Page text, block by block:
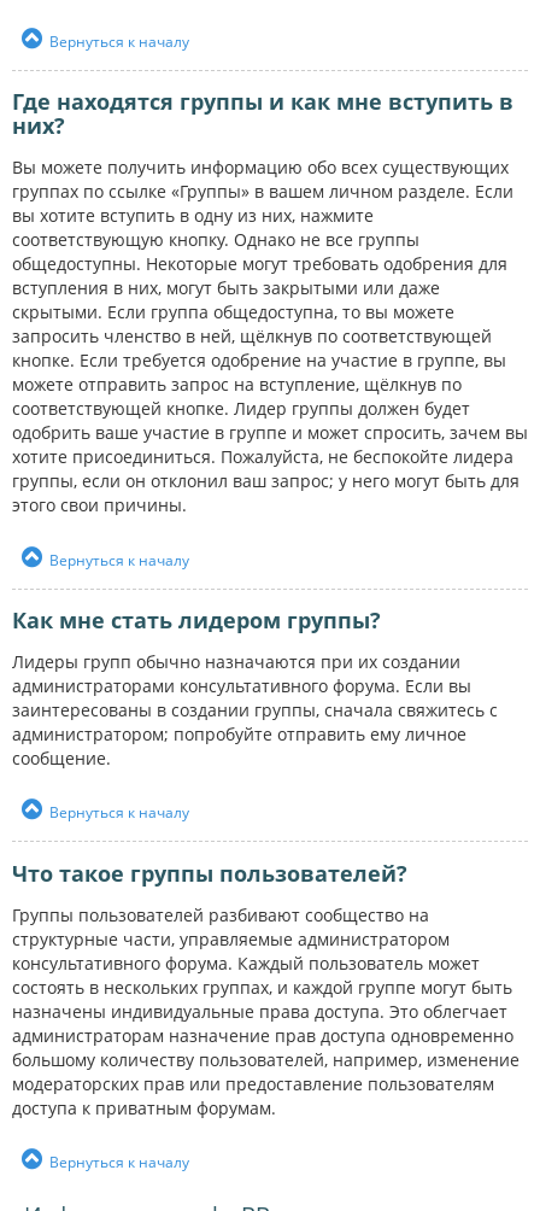
Вернуться к началу
Где находятся группы и как мне вступить в
них?
Вы можете получить информацию обо всех существующих
группах по ссылке «Группы» в вашем личном разделе. Если
вы хотите вступить в одну из них, нажмите
соответствующую кнопку. Однако не все группы
общедоступны. Некоторые могут требовать одобрения для
вступления в них, могут быть закрытыми или даже
скрытыми. Если группа общедоступна, то вы можете
запросить членство в ней, щёлкнув по соответствующей
кнопке. Если требуется одобрение на участие в группе, вы
можете отправить запрос на вступление, щёлкнув по
соответствующей кнопке. Лидер группы должен будет
одобрить ваше участие в группе и может спросить, зачем вы
хотите присоединиться. Пожалуйста, не беспокойте лидера
группы, если он отклонил ваш запрос; у него могут быть для
этого свои причины.
Вернуться к началу
Как мне стать лидером группы?
Лидеры групп обычно назначаются при их создании
администраторами консультативного форума. Если вы
заинтересованы в создании группы, сначала свяжитесь с
администратором; попробуйте отправить ему личное
сообщение.
Вернуться к началу
Что такое группы пользователей?
Группы пользователей разбивают сообщество на
структурные части, управляемые администратором
консультативного форума. Каждый пользователь может
состоять в нескольких группах, и каждой группе могут быть
назначены индивидуальные права доступа. Это облегчает
администраторам назначение прав доступа одновременно
большому количеству пользователей, например, изменение
модераторских прав или предоставление пользователям
доступа к приватным форумам.
Вернуться к началу